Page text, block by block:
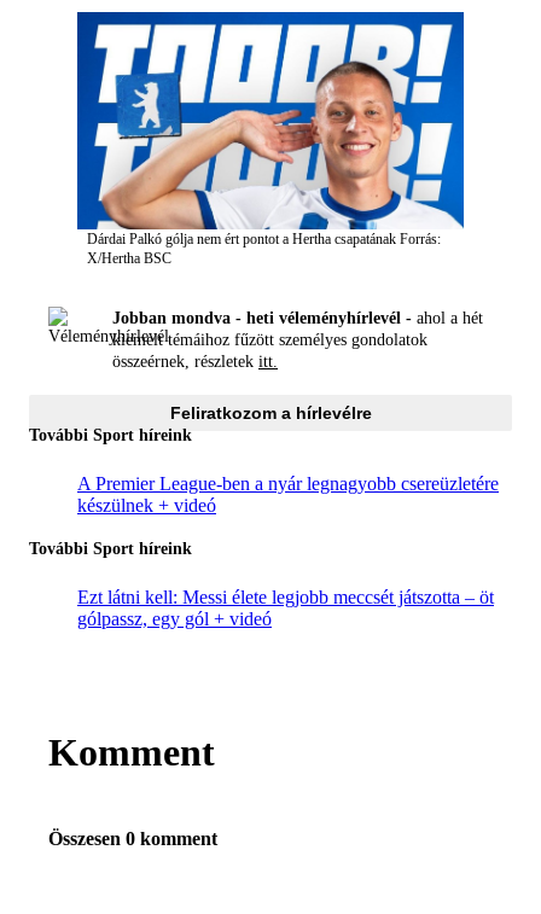
Dárdai Palkó gólja nem ért pontot a Hertha csapatának Forrás:
X/Hertha BSC
Jobban mondva - heti véleményhírlevél - ahol a hét
kiemelt témáihoz fűzött személyes gondolatok
összeérnek, részletek itt.
Feliratkozom a hírlevélre
További Sport híreink
A Premier League-ben a nyár legnagyobb csereüzletére
készülnek + videó
További Sport híreink
Ezt látni kell: Messi élete legjobb meccsét játszotta – öt
gólpassz, egy gól + videó
Komment
Összesen 0 komment